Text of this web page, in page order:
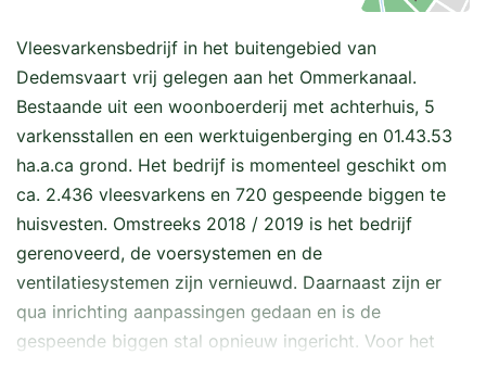
Vleesvarkensbedrijf in het buitengebied van
Dedemsvaart vrij gelegen aan het Ommerkanaal.
Bestaande uit een woonboerderij met achterhuis, 5
varkensstallen en een werktuigenberging en 01.43.53
ha.a.ca grond. Het bedrijf is momenteel geschikt om
ca. 2.436 vleesvarkens en 720 gespeende biggen te
huisvesten. Omstreeks 2018 / 2019 is het bedrijf
gerenoveerd, de voersystemen en de
ventilatiesystemen zijn vernieuwd. Daarnaast zijn er
qua inrichting aanpassingen gedaan en is de
gespeende biggen stal opnieuw ingericht. Voor het